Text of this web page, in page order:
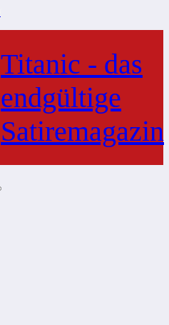
Titanic - das
endgültige
Satiremagazin